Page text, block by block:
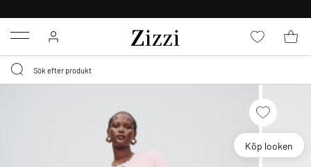
Menu
Köp looken